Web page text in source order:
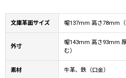
文庫革面サイズ 幅137mm 高さ78mm（
外寸
幅143mm 高さ93mm
む）
素材 牛革、鉄（口金）